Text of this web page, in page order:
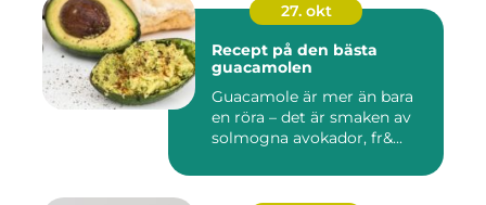
27. okt
Recept på den bästa
guacamolen
Guacamole är mer än bara
en röra – det är smaken av
solmogna avokador, fr&...